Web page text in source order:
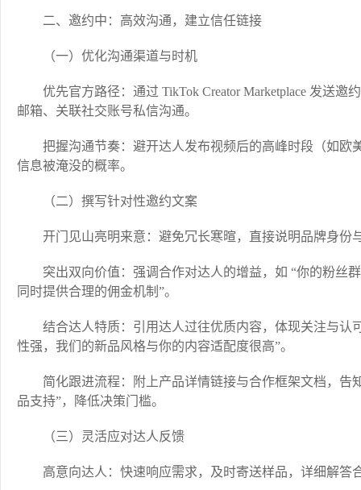
二、邀约中：高效沟通，建立信任链接​
（一）优化沟通渠道与时机​
优先官方路径：通过 TikTok Creator Marketplace 发送
邮箱、关联社交账号私信沟通。​
把握沟通节奏：避开达人发布视频后的高峰时段（如
信息被淹没的概率。​
（二）撰写针对性邀约文案​
开门见山亮明来意：避免冗长寒暄，直接说明品牌身份
突出双向价值：强调合作对达人的增益，如 “你的粉丝
同时提供合理的佣金机制”。​
结合达人特质：引用达人过往优质内容，体现关注与
性强，我们的新品风格与你的内容适配度很高”。​
简化跟进流程：附上产品详情链接与合作框架文档，
品支持”，降低决策门槛。​
（三）灵活应对达人反馈​
高意向达人：快速响应需求，及时寄送样品，详细解答